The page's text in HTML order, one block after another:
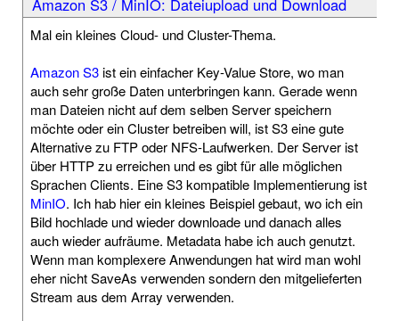
Amazon S3 / MinIO: Dateiupload und Download
Mal ein kleines Cloud- und Cluster-Thema.
Amazon S3ist ein einfacher Key-Value Store, wo man
auch sehr große Daten unterbringen kann. Gerade wenn
man Dateien nicht auf dem selben Server speichern
möchte oder ein Cluster betreiben will, ist S3 eine gute
Alternative zu FTP oder NFS-Laufwerken. Der Server ist
über HTTP zu erreichen und es gibt für alle möglichen
Sprachen Clients. Eine S3 kompatible Implementierung ist
MinIO. Ich hab hier ein kleines Beispiel gebaut, wo ich ein
Bild hochlade und wieder downloade und danach alles
auch wieder aufräume. Metadata habe ich auch genutzt.
Wenn man komplexere Anwendungen hat wird man wohl
eher nicht SaveAs verwenden sondern den mitgelieferten
Stream aus dem Array verwenden.